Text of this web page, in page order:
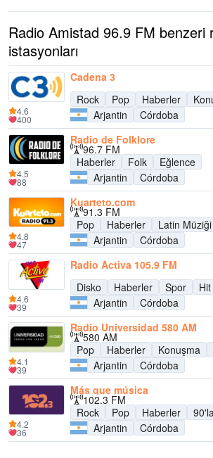
Radio Amistad 96.9 FM benzeri
istasyonları
Cadena 3
Rock
Pop Haberler
Arjantin
Córdoba
4.6
400
Radio de Folklore
96.7 FM
Haberler
Folk
Eğlence
Arjantin
Córdoba
4.5
88
Kuarteto.com
91.3 FM
Pop
Haberler
Latin Müziği
Arjantin
Córdoba
4.8
47
Radio Activa 105.9 FM
Disko
Haberler Spor
Arjantin
Córdoba
4.6
39
Radio Universidad 580 AM
580 AM
Pop
Haberler Konuşma
Arjantin
Córdoba
4.1
39
Más que música
102.3 FM
Rock
Pop Haberler
Arjantin
Córdoba
4.2
36